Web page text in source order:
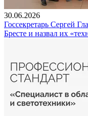
30.06.2026
Госсекретарь Сергей
Бресте и назвал их